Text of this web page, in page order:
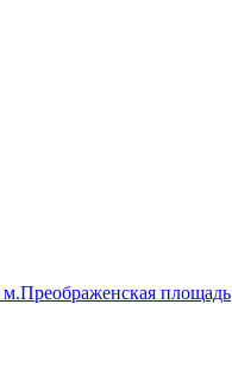
м.Преображенская площадь